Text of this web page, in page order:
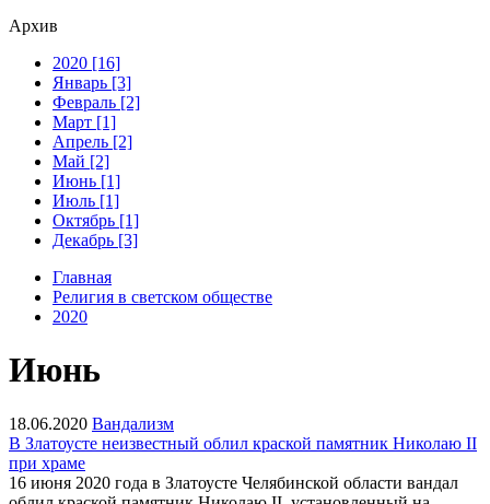
Архив
2020 [16]
Январь [3]
Февраль [2]
Март [1]
Апрель [2]
Май [2]
Июнь [1]
Июль [1]
Октябрь [1]
Декабрь [3]
Главная
Религия в светском обществе
2020
Июнь
18.06.2020 Вандализм
В Златоусте неизвестный облил краской памятник Николаю II
при храме
16 июня 2020 года в Златоусте Челябинской области вандал